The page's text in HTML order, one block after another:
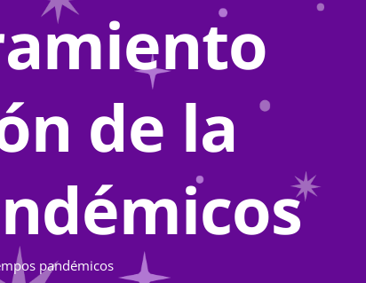
de la
pandémicos